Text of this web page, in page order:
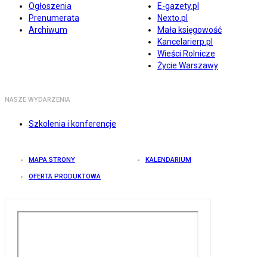
Ogłoszenia
Prenumerata
Archiwum
E-gazety.pl
Nexto.pl
Mała księgowość
Kancelarierp.pl
Wieści Rolnicze
Życie Warszawy
NASZE WYDARZENIA
Szkolenia i konferencje
MAPA STRONY KALENDARIUM
OFERTA PRODUKTOWA